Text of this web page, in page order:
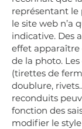
représentant
le site web n’a
indicative. Des
effet
de la photo.
(tirettes de
doublure,
reconduits
fonction des
modifier le